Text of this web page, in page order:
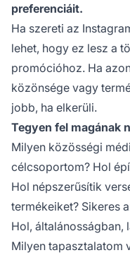
preferenciáit.
Ha szereti az
lehet, hogy ez lesz a
promócióhoz. Ha
közönsége vagy
jobb, ha elkerüli.
Tegyen fel magának
Milyen közösségi
célcsoportom? Hol
Hol népszerűsítik
termékeiket? Sikeres
Hol, általánosságban,
Milyen tapasztalatom